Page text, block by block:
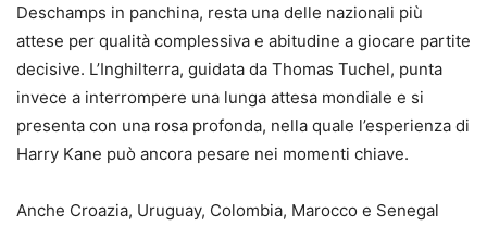
Deschamps in panchina, resta una delle nazionali più
attese per qualità complessiva e abitudine a giocare partite
decisive. L’Inghilterra, guidata da Thomas Tuchel, punta
invece a interrompere una lunga attesa mondiale e si
presenta con una rosa profonda, nella quale l’esperienza di
Harry Kane può ancora pesare nei momenti chiave.
Anche Croazia, Uruguay, Colombia, Marocco e Senegal